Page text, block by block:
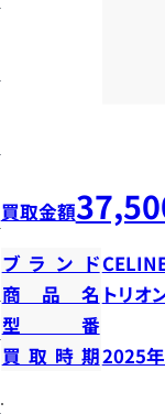
買取金額
ブランド
商品名 トリ
型番
買取時期2025